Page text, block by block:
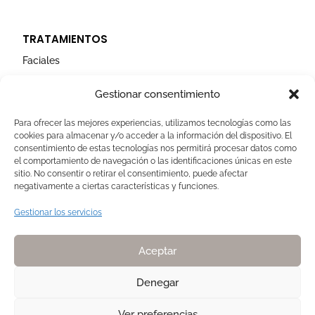
Gestionar consentimiento
Para ofrecer las mejores experiencias, utilizamos tecnologías como las
cookies para almacenar y/o acceder a la información del dispositivo. El
consentimiento de estas tecnologías nos permitirá procesar datos como
el comportamiento de navegación o las identificaciones únicas en este
sitio. No consentir o retirar el consentimiento, puede afectar
negativamente a ciertas características y funciones.
Gestionar los servicios
Aceptar
Denegar
TRATAMIENTOS
Faciales
AVISOS LEGALES
Aviso Legal
Politica de Cookies
Política de privacidad